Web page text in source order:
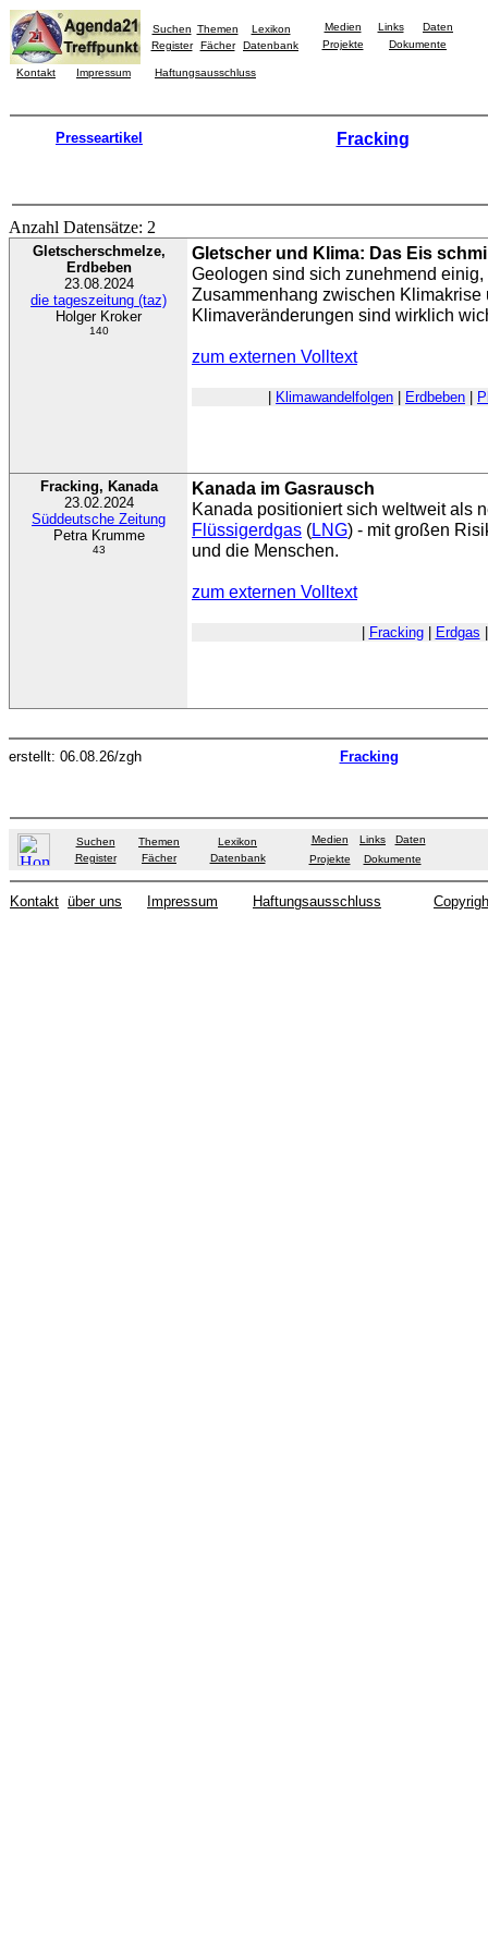
Suchen Themen
Lexikon
Register
Fächer Datenbank
Medien Links
Daten
Projekte
Dokumente
Kontakt Impressum Haftungsausschluss
Presseartikel Fracking
Anzahl Datensätze: 2
Gletscherschmelze,
Erdbeben
23.08.2024
die tageszeitung (taz)
Holger Kroker
140
Gletscher und Klima: Das Eis
Geologen sind sich zunehmend
Zusammenhang zwischen
Klimaveränderungen sind wirklich
zum externen Volltext
Klimawandelfolgen Erdbeben
Fracking, Kanada
23.02.2024
Süddeutsche Zeitung
Petra Krumme
43
Kanada im Gasrausch
Kanada positioniert sich weltweit als
Flüssigerdgas (LNG) - mit großen
und die Menschen.
zum externen Volltext
Fracking| Erdgas
erstellt: 06.08.26/zgh Fracking
Suchen Themen
Lexikon
Register
Fächer Datenbank
Medien Links
Daten
Projekte
Dokumente
Kontakt über uns Impressum Haftungsausschluss